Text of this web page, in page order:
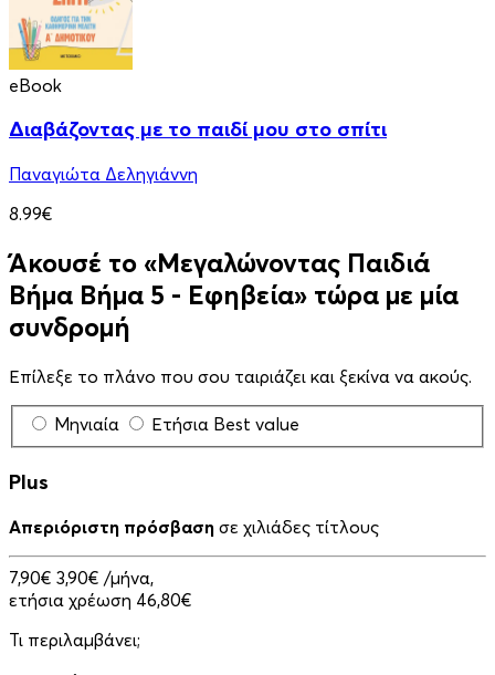
eBook
Διαβάζοντας με το παιδί μου στο σπίτι
Παναγιώτα Δεληγιάννη
8.99€
Άκουσέ το «Μεγαλώνοντας Παιδιά
Βήμα Βήμα 5 - Εφηβεία» τώρα με μία
συνδρομή
Επίλεξε το πλάνο που σου ταιριάζει και ξεκίνα να ακούς.
Μηνιαία Ετήσια Best value
Plus
Απεριόριστη πρόσβαση σε χιλιάδες τίτλους
7,90€ 3,90€ /μήνα,
ετήσια χρέωση 46,80€
Τι περιλαμβάνει;